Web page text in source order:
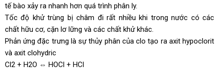
tế bào xảy ra nhanh hơn quá trình phân ly.
Tốc độ khử trùng bị châm đi rất nhiều khi trong nước có các
chất hữu cơ, cặn lơ lững và các chất khử khác.
Phản ứng đặc trưng là sự thủy phân của clo tạo ra axit hypoclorit
và axit clohydric
Cl2 + H2O ⇔ HOCl + HCl